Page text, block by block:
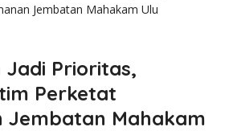
Jembatan Mahakam Ulu
Jadi Prioritas,
Perketat
Jembatan Mahakam